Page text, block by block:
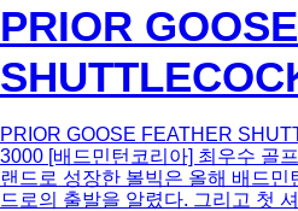
PRIOR
PRIOR GOOSE FEATHER
3000 [배드민턴코리아] 최우수 골
랜드로 성장한 볼빅은 올해 배드민
드로의 출발을 알렸다. 그리고 첫